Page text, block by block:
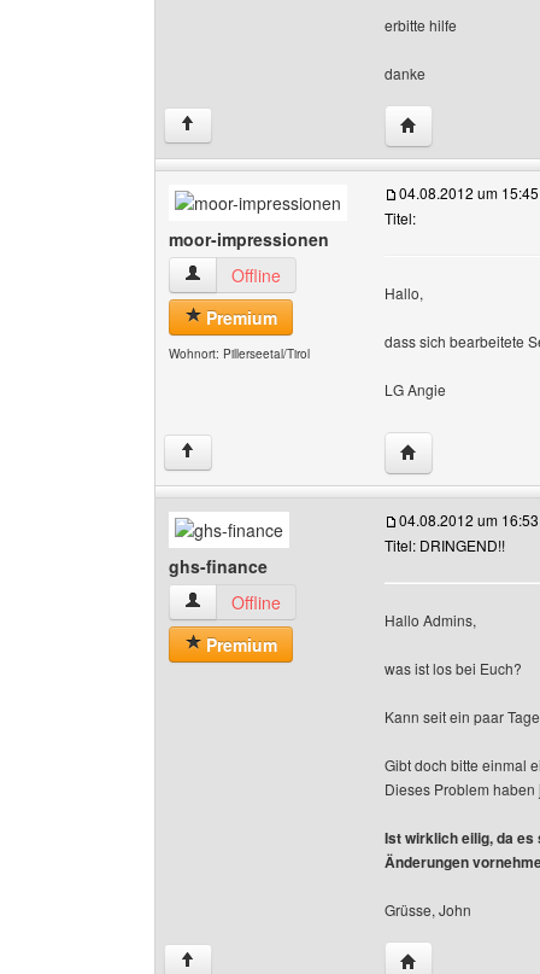
erbitte hilfe
danke
↑ Website dieses
moor-impressionen
moor-impressionen Benutzer-Profile anzeigen
Offline
Premium
Wohnort: Pillerseetal/Tirol
04.08.2012 um 15:45
Titel:
Hallo,
dass sich bearbeitete
LG Angie
↑ Website dieses
ghs-finance
ghs-finance Benutzer-Profile anzeigen
Offline
Premium
04.08.2012 um 16:53
Titel: DRINGEND!!
Hallo Admins,
was ist los bei Euch?
Kann seit ein paar
Gibt doch bitte einmal
Dieses Problem
Ist wirklich eilig, da
Änderungen
Grüsse, John
↑ Website dieses